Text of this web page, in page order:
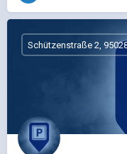
Schützenstraße 2,